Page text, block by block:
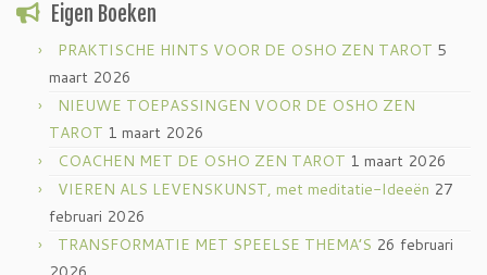
Eigen Boeken
PRAKTISCHE HINTS VOOR DE OSHO ZEN TAROT 5
maart 2026
NIEUWE TOEPASSINGEN VOOR DE OSHO ZEN
TAROT 1 maart 2026
COACHEN MET DE OSHO ZEN TAROT 1 maart 2026
VIEREN ALS LEVENSKUNST, met meditatie-Ideeën 27
februari 2026
TRANSFORMATIE MET SPEELSE THEMA’S 26 februari